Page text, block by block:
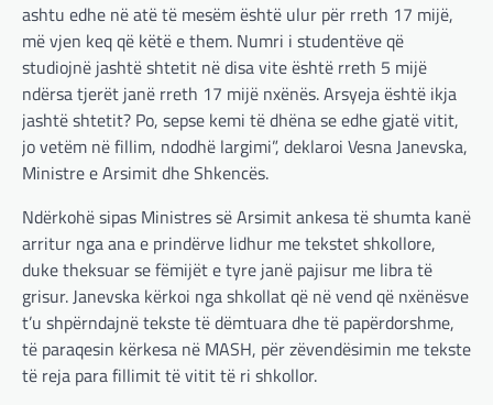
ashtu edhe në atë të mesëm është ulur për rreth 17 mijë,
më vjen keq që këtë e them. Numri i studentëve që
studiojnë jashtë shtetit në disa vite është rreth 5 mijë
ndërsa tjerët janë rreth 17 mijë nxënës. Arsyeja është ikja
jashtë shtetit? Po, sepse kemi të dhëna se edhe gjatë vitit,
jo vetëm në fillim, ndodhë largimi”, deklaroi Vesna Janevska,
Ministre e Arsimit dhe Shkencës.
Ndërkohë sipas Ministres së Arsimit ankesa të shumta kanë
arritur nga ana e prindërve lidhur me tekstet shkollore,
duke theksuar se fëmijët e tyre janë pajisur me libra të
grisur. Janevska kërkoi nga shkollat që në vend që nxënësve
t’u shpërndajnë tekste të dëmtuara dhe të papërdorshme,
të paraqesin kërkesa në MASH, për zëvendësimin me tekste
të reja para fillimit të vitit të ri shkollor.